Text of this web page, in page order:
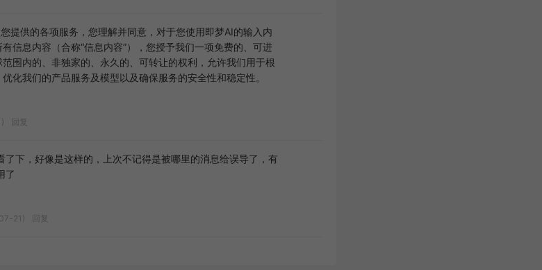
提供的各项服务，您理解并同意，对于您使用即梦AI的输入内
信息内容（合称“信息内容”），您授予我们一项免费的、可进
围内的、非独家的、永久的、可转让的权利，允许我们用于根
化我们的产品服务及模型以及确保服务的安全性和稳定性。
回复
了下，好像是这样的，上次不记得是被哪里的消息给误导了，有
了
21) 回复